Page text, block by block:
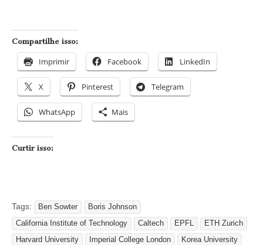
Compartilhe isso:
Imprimir Facebook LinkedIn
X Pinterest Telegram
WhatsApp Mais
Curtir isso:
Tags: Ben Sowter
Boris Johnson
California Institute of Technology
Caltech EPFL
ETH Zurich
Harvard University
Imperial College London
Korea University